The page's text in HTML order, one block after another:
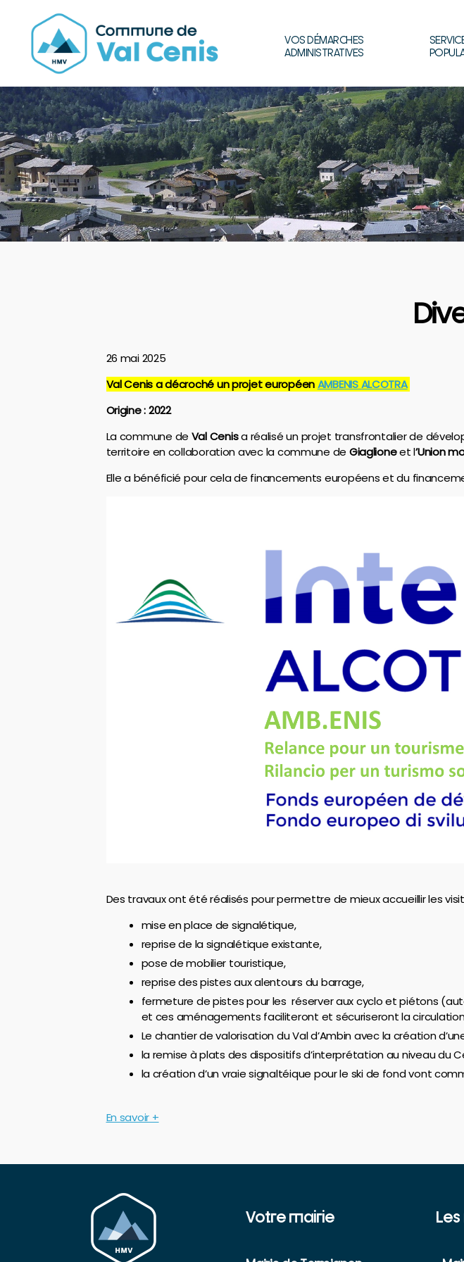
de
Val
Cenis
VOS DÉMARCHES
ADMINISTRATIVES
26 mai 2025
Val Cenis a décroché un projet européenAMBENIS ALCOTRA
Origine : 2022
La commune de Val Cenisa réalisé un projet transfrontalier de
territoire en collaboration avec la commune de Giaglioneet l’Union
Elle a bénéficié pour cela de financements européens et du
Des travaux ont été réalisés pour permettre de mieux accueillir les
mise en place de signalétique,
reprise de la signalétique existante,
pose de mobilier touristique,
reprise des pistes aux alentours du barrage,
fermeture de pistes pour les réserver aux cyclo et piétons
et ces aménagements faciliteront et sécuriseront la
Le chantier de valorisation du Val d’Ambin avec la création
la remise à plats des dispositifs d’interprétation au niveau du
la création d’un vraie signaltéique pour le ski de fond vont
En savoir +
Votre mairie